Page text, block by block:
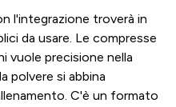
l'integrazione troverà in
da usare. Le compresse
vuole precisione nella
polvere si abbina
C'è un formato